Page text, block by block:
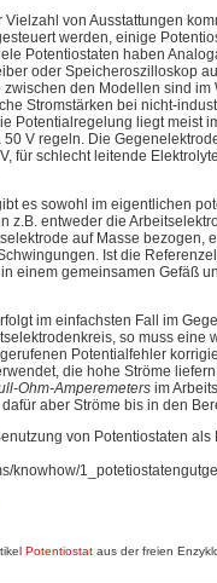
Vielzahl von Ausstattungen
werden, einige
Potentiostaten haben
oder Speicheroszilloskop
den Modellen sind
Stromstärken bei nicht-
Potentialregelung liegt meist
50 V regeln. Die
für schlecht leitende
es sowohl im eigentlichen
z.B. entweder die
auf Masse bezogen,
Ist die
einem gemeinsamen Gefäß
im einfachsten Fall im
so muss
Potentialfehler
die hohe Ströme
Ohm-Amperemeters im
aber Ströme bis in den
von Potentiostaten
knowhow/
Potentiostat aus der freien